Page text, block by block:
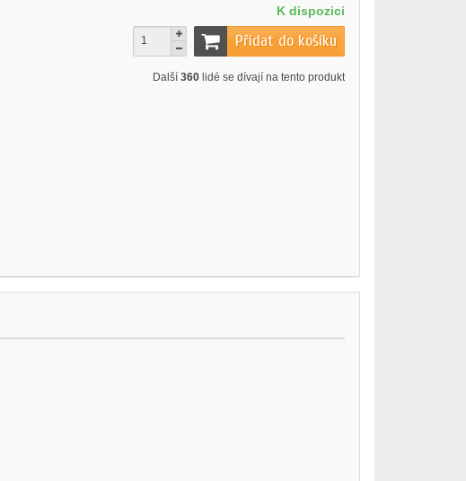
K dispozici
Přidat do košíku
Další 360 lidé se dívají na tento produkt